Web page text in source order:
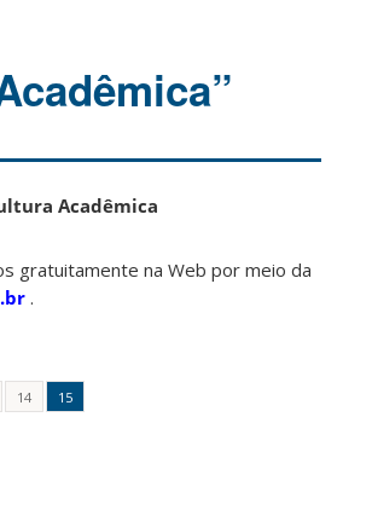
Acadêmica
gratuitamente na Web por meio da
.
14 15